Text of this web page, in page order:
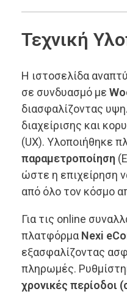
Τεχνική
Η ιστοσελίδα
σε συνδυασμό με
διασφαλίζοντας
διαχείρισης και
(UX). Υλοποιήθηκε
παραμετροποίηση
ώστε η επιχείρηση
από όλο τον κόσμο
Για τις online
πλατφόρμα Nexi
εξασφαλίζοντας
πληρωμές.
χρονικές περίοδοι